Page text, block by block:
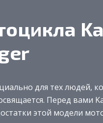
для тех людей,
Перед вами
этой модели